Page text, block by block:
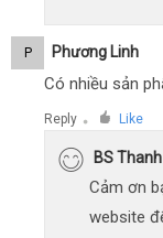
P Phương Linh
Có nhiều sản
Reply ● Like
BS
Cảm ơn
website